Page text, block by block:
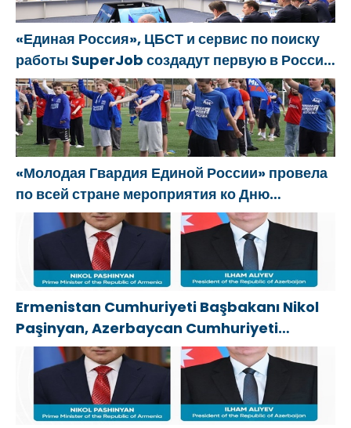
«Единая Россия», ЦБСТ и сервис по поиску
работы SuperJob создадут первую в России
специализированную платформу для
трудоустройства ветеранов СВО
«Молодая Гвардия Единой России» провела
по всей стране мероприятия ко Дню
физкультурника
Ermenistan Cumhuriyeti Başbakanı Nikol
Paşinyan, Azerbaycan Cumhuriyeti
Cumhurbaşkanı İlham Aliyev’i aradı